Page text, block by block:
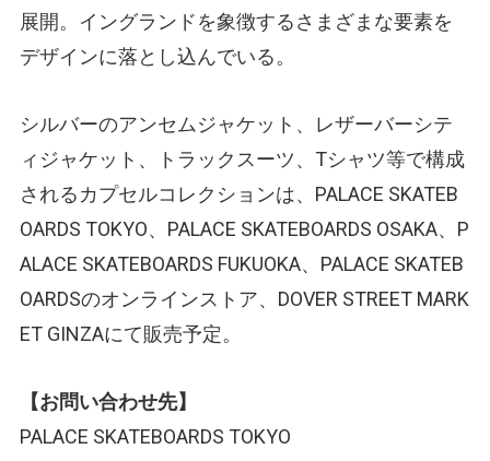
展開。イングランドを象徴するさまざまな要素を
デザインに落とし込んでいる。
シルバーのアンセムジャケット、レザーバーシテ
ィジャケット、トラックスーツ、Tシャツ等で構成
されるカプセルコレクションは、PALACE SKATEB
OARDS TOKYO、PALACE SKATEBOARDS OSAKA、P
ALACE SKATEBOARDS FUKUOKA、PALACE SKATEB
OARDSのオンラインストア、DOVER STREET MARK
ET GINZAにて販売予定。
【お問い合わせ先】
PALACE SKATEBOARDS TOKYO